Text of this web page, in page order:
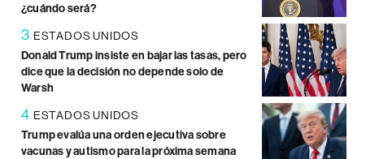
¿cuándo será?
3 ESTADOS UNIDOS
Donald Trump insiste en bajar las tasas, pero
dice que la decisión no depende solo de
Warsh
4 ESTADOS UNIDOS
Trump evalúa una orden ejecutiva sobre
vacunas y autismo para la próxima semana